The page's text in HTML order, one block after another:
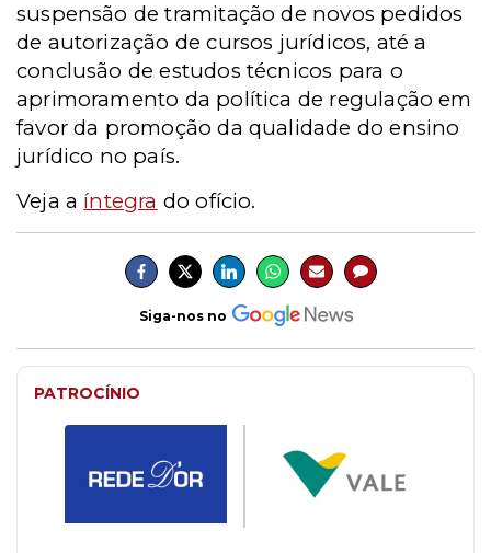
suspensão de tramitação de novos pedidos
de autorização de cursos jurídicos, até a
conclusão de estudos técnicos para o
aprimoramento da política de regulação em
favor da promoção da qualidade do ensino
jurídico no país.
Veja a íntegra do ofício.
Siga-nos no
PATROCÍNIO